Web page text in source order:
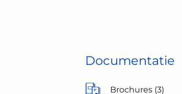
Documentatie
Brochures (3)